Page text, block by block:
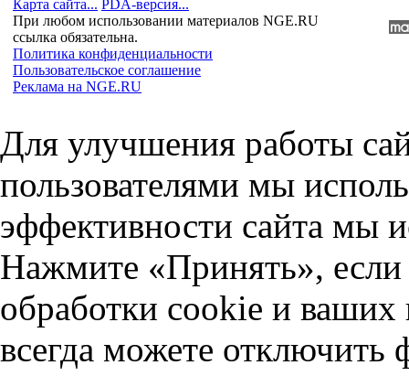
Карта сайта... PDA-версия...
При любом использовании материалов NGE.RU
ссылка обязательна.
Политика конфиденциальности
Пользовательское соглашение
Реклама на NGE.RU
Для улучшения работы
пользователями мы
эффективности сайта мы
Нажмите «Принять», если
обработки cookie и
всегда можете отключить